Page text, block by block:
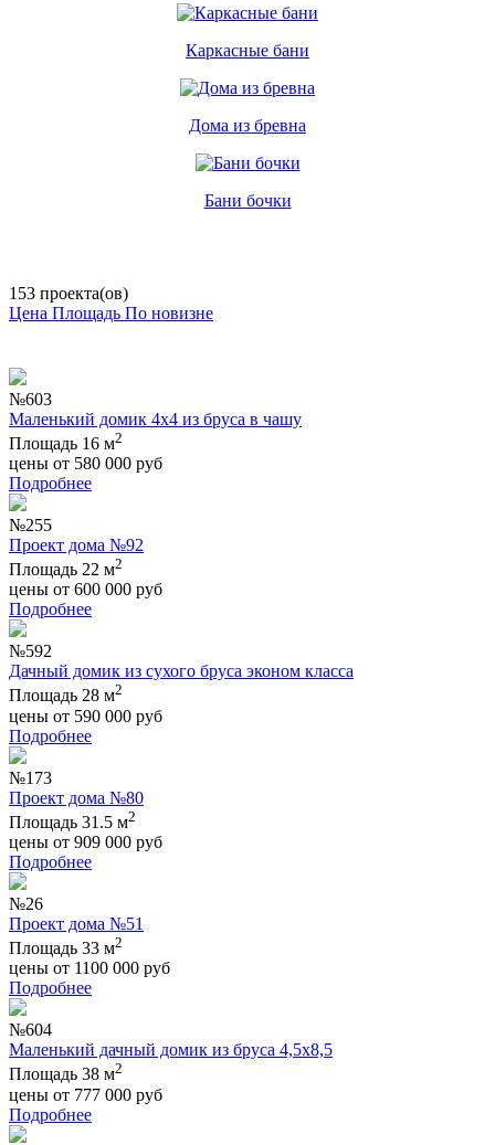
Каркасные бани
Дома из бревна
Бани бочки
153 проекта(ов)
Цена Площадь По новизне
№603
Маленький домик 4х4 из бруса в чашу
Площадь 16 м2
цены от 580 000 руб
Подробнее
№255
Проект дома №92
Площадь 22 м2
цены от 600 000 руб
Подробнее
№592
Дачный домик из сухого бруса эконом класса
Площадь 28 м2
цены от 590 000 руб
Подробнее
№173
Проект дома №80
Площадь 31.5 м2
цены от 909 000 руб
Подробнее
№26
Проект дома №51
Площадь 33 м2
цены от 1100 000 руб
Подробнее
№604
Маленький дачный домик из бруса 4,5х8,5
Площадь 38 м2
цены от 777 000 руб
Подробнее